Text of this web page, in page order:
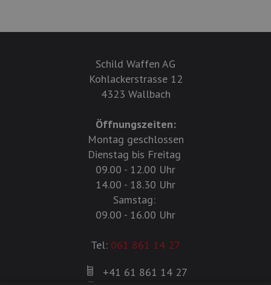
Schild Waffen AG
Kohlackerstrasse 12
4323 Wallbach
Öffnungszeiten:
Montag geschlossen
Dienstag bis Freitag
09.00 - 12.00 Uhr
14.00 - 18.30 Uhr
Samstag:
09.00 - 16.00 Uhr
Tel: 061 861 14 27
+41 61 861 14 27